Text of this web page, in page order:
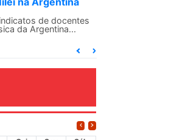
13 de agosto
O ANDES-SN conclama suas seções